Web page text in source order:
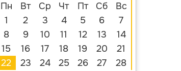
Пн Вт Ср Чт Пт Сб
Вс
1
2 3 4 5 6
7
8
9 10 11 12 13
14
15
16 17 18 19 20
21
22
23 24 25 26 27
28